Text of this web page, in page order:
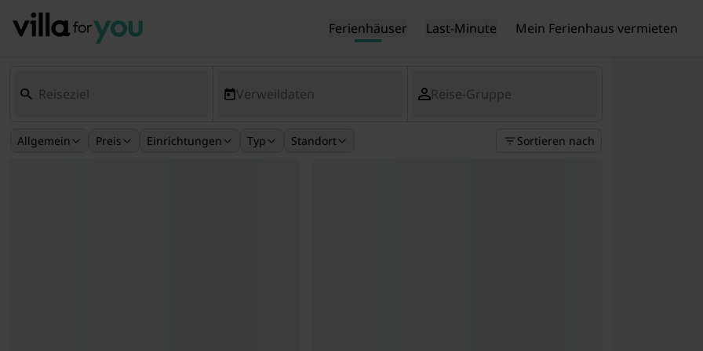
Ferienhäuser Last-Minute Mein Ferienhaus vermieten
Verweildaten Reise-Gruppe
Allgemein Preis Einrichtungen Typ Standort Sortieren nach